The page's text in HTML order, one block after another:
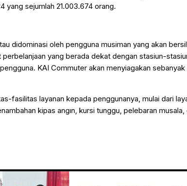
yang sejumlah 21.003.674 orang.
didominasi oleh pengguna musiman yang akan
yang berada dekat dengan stasiun-
KAI Commuter akan menyiagakan
fasilitas layanan kepada penggunanya, mulai dari
kipas angın, kursi tunggu, pelebaran